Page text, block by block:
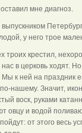
мне диагноз.
у него трое
троих крестил,
в церковь ходят.
Мы к ней на праздник
нашему. Значит,
воск, руками
овцу и водой
от этого весь